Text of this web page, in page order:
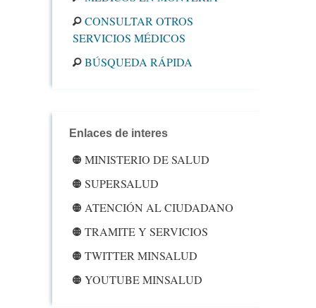
CONSULTAR OTROS
SERVICIOS MÉDICOS
BÚSQUEDA RÁPIDA
Enlaces de interes
MINISTERIO DE SALUD
SUPERSALUD
ATENCIÓN AL CIUDADANO
TRAMITE Y SERVICIOS
TWITTER MINSALUD
YOUTUBE MINSALUD